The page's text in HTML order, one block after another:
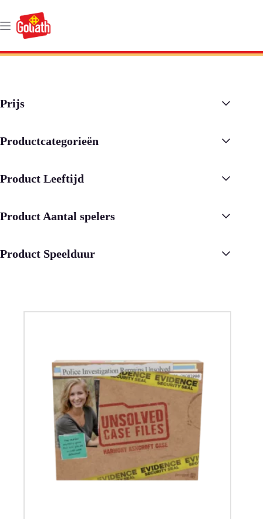
de
inhoud
Prijs
Productcategorieën
Product Leeftijd
Product Aantal spelers
Product Speelduur